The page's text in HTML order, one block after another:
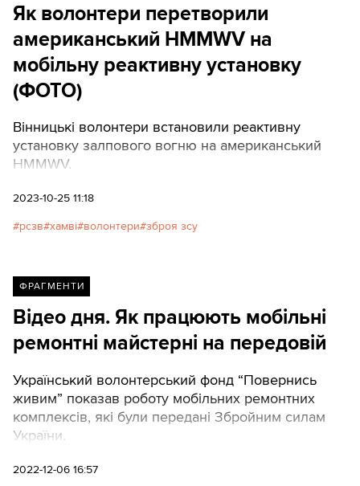
Як волонтери перетворили
американський HMMWV на
мобільну реактивну установку
(ФОТО)
Вінницькі волонтери встановили реактивну
установку залпового вогню на американський
HMMWV.
2023-10-25 11:18
рсзв хамві волонтери зброя зсу
ФРАГМЕНТИ
Відео дня. Як працюють мобільні
ремонтні майстерні на передовій
Український волонтерський фонд “Повернись
живим” показав роботу мобільних ремонтних
комплексів, які були передані Збройним силам
України.
2022-12-06 16:57